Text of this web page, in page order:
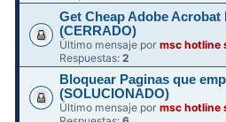
Get Cheap Adobe
(CERRADO)
Último mensaje pormsc hotline
Respuestas:2
Bloquear Paginas que
(SOLUCIONADO)
Último mensaje pormsc hotline